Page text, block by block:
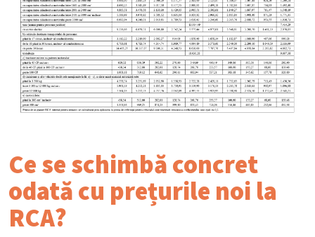
Ce se schimbă concret
odată cu prețurile noi la
RCA?